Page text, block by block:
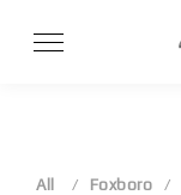
All Foxboro